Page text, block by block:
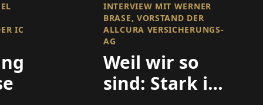
IC
INTERVIEW MIT WERNER
BRASE, VORSTAND DER
ALLCURA VERSICHERUNGS-
AG
Weil wir so
sind: Stark in